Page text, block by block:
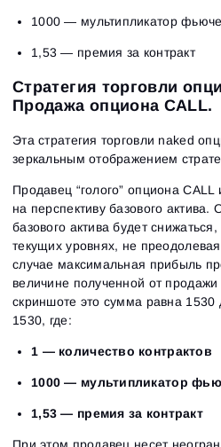
1000 — мультипликатор
1,53 — премия за контракт
Стратегия торговли
Продажа опциона CALL.
Эта стратегия торговли naked
зеркальным отображением
Продавец “голого” опциона CALL
на перспективу базового актива.
базового актива будет
текущих уровнях, не
случае максимальная прибыль
величине полученной от
скриншоте это сумма равна
1530, где:
1 — количество контрактов
1000 — мультипликатор
1,53 — премия за контракт